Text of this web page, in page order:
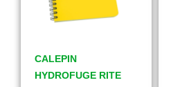
CALEPIN
HYDROFUGE RITE